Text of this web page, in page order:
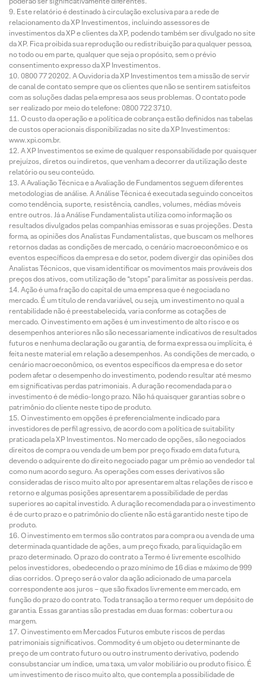
Este relatório é destinado à circulação exclusiva para a rede de
relacionamento da XP Investimentos, incluindo assessores de
investimentos da XP e clientes da XP, podendo também ser divulgado no site
da XP. Fica proibida sua reprodução ou redistribuição para qualquer pessoa,
no todo ou em parte, qualquer que seja o propósito, sem o prévio
consentimento expresso da XP Investimentos.
0800 77 20202. A Ouvidoria da XP Investimentos tem a missão de servir
de canal de contato sempre que os clientes que não se sentirem satisfeitos
com as soluções dadas pela empresa aos seus problemas. O contato pode
ser realizado por meio do telefone: 0800 722 3710.
O custo da operação e a política de cobrança estão definidos nas tabelas
de custos operacionais disponibilizadas no site da XP Investimentos:
www.xpi.com.br.
A XP Investimentos se exime de qualquer responsabilidade por quaisquer
prejuízos, diretos ou indiretos, que venham a decorrer da utilização deste
relatório ou seu conteúdo.
A Avaliação Técnica e a Avaliação de Fundamentos seguem diferentes
metodologias de análise. A Análise Técnica é executada seguindo conceitos
como tendência, suporte, resistência, candles, volumes, médias móveis
entre outros. Já a Análise Fundamentalista utiliza como informação os
resultados divulgados pelas companhias emissoras e suas projeções. Desta
forma, as opiniões dos Analistas Fundamentalistas, que buscam os melhores
retornos dadas as condições de mercado, o cenário macroeconômico e os
eventos específicos da empresa e do setor, podem divergir das opiniões dos
Analistas Técnicos, que visam identificar os movimentos mais prováveis dos
preços dos ativos, com utilização de “stops” para limitar as possíveis perdas.
Ação é uma fração do capital de uma empresa que é negociada no
mercado. É um título de renda variável, ou seja, um investimento no qual a
rentabilidade não é preestabelecida, varia conforme as cotações de
mercado. O investimento em ações é um investimento de alto risco e os
desempenhos anteriores não são necessariamente indicativos de resultados
futuros e nenhuma declaração ou garantia, de forma expressa ou implícita, é
feita neste material em relação a desempenhos. As condições de mercado, o
cenário macroeconômico, os eventos específicos da empresa e do setor
podem afetar o desempenho do investimento, podendo resultar até mesmo
em significativas perdas patrimoniais. A duração recomendada para o
investimento é de médio-longo prazo. Não há quaisquer garantias sobre o
patrimônio do cliente neste tipo de produto.
O investimento em opções é preferencialmente indicado para
investidores de perfil agressivo, de acordo com a política de suitability
praticada pela XP Investimentos. No mercado de opções, são negociados
direitos de compra ou venda de um bem por preço fixado em data futura,
devendo o adquirente do direito negociado pagar um prêmio ao vendedor tal
como num acordo seguro. As operações com esses derivativos são
consideradas de risco muito alto por apresentarem altas relações de risco e
retorno e algumas posições apresentarem a possibilidade de perdas
superiores ao capital investido. A duração recomendada para o investimento
é de curto prazo e o patrimônio do cliente não está garantido neste tipo de
produto.
O investimento em termos são contratos para compra ou a venda de uma
determinada quantidade de ações, a um preço fixado, para liquidação em
prazo determinado. O prazo do contrato a Termo é livremente escolhido
pelos investidores, obedecendo o prazo mínimo de 16 dias e máximo de 999
dias corridos. O preço será o valor da ação adicionado de uma parcela
correspondente aos juros – que são fixados livremente em mercado, em
função do prazo do contrato. Toda transação a termo requer um depósito de
garantia. Essas garantias são prestadas em duas formas: cobertura ou
margem.
O investimento em Mercados Futuros embute riscos de perdas
patrimoniais significativos. Commodity é um objeto ou determinante de
preço de um contrato futuro ou outro instrumento derivativo, podendo
consubstanciar um índice, uma taxa, um valor mobiliário ou produto físico. É
um investimento de risco muito alto, que contempla a possibilidade de